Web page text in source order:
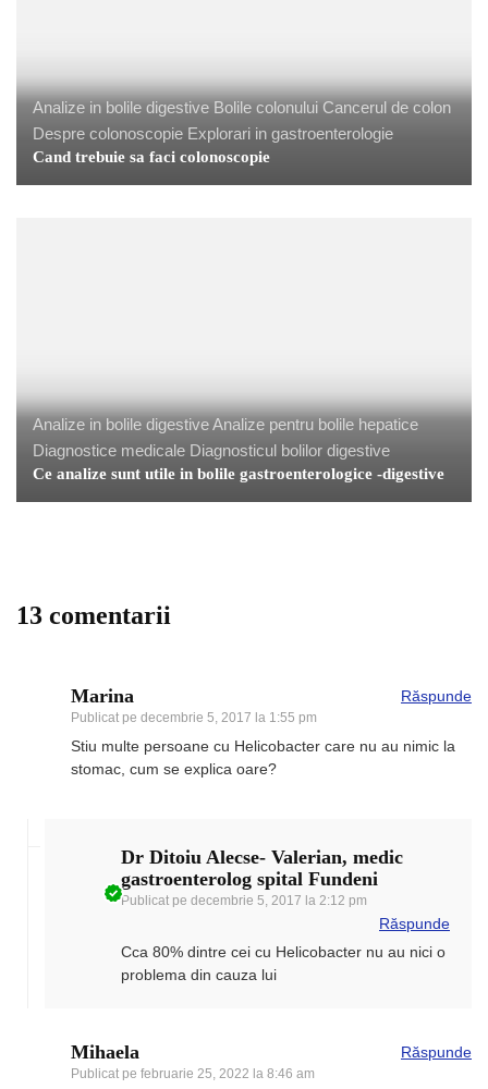
Analize in bolile digestive Bolile colonului Cancerul de colon
Despre colonoscopie Explorari in gastroenterologie
Cand trebuie sa faci colonoscopie
Analize in bolile digestiveAnalize pentru bolile hepatice
Diagnostice medicale Diagnosticul bolilor digestive
Ce analize sunt utile in bolile gastroenterologice -digestive
13 comentarii
Marina
Publicat pe decembrie 5, 2017 la 1:55 pm
Răspunde
Stiu multe persoane cu Helicobacter care nu au nimic la
stomac, cum se explica oare?
Dr Ditoiu Alecse- Valerian, medic
gastroenterolog spital Fundeni
Publicat pe decembrie 5, 2017 la 2:12 pm
Răspunde
Cca 80% dintre cei cu Helicobacter nu au nici o
problema din cauza lui
Mihaela
Publicat pe februarie 25, 2022 la 8:46 am
Răspunde